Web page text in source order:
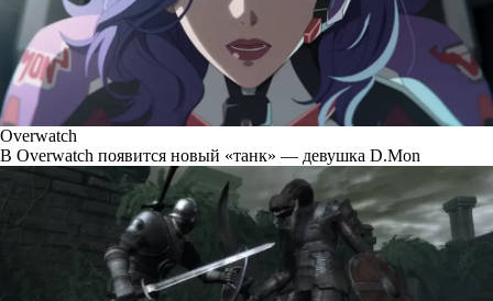
Overwatch
В Overwatch появится новый «танк» — девушка D.Mon